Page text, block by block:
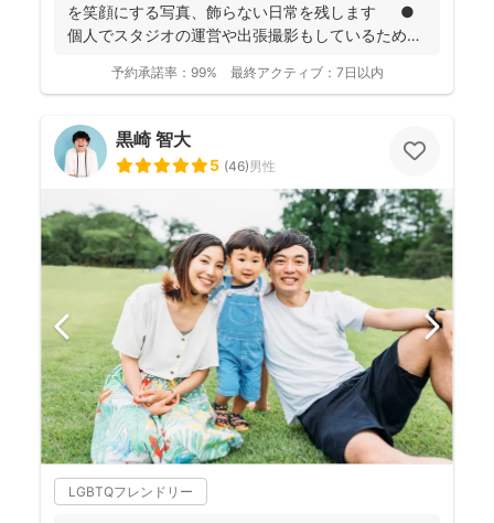
を笑顔にする写真、飾らない日常を残します ●
個人でスタジオの運営や出張撮影もしているため、
予約承諾率： 99% 最終アクティブ： 7日以内
黒崎 智大
5 (46)男性
LGBTQフレンドリー